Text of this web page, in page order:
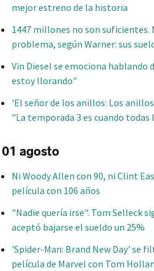
mejor estreno de la historia
1447 millones no son suficientes.
problema, según Warner: sus
Vin Diesel se emociona hablando
estoy llorando"
'El señor de los anillos: Los
"La temporada 3 es cuando
01 agosto
Ni Woody Allen con 90, ni Clint
película con 106 años
"Nadie quería irse". Tom Selleck
aceptó bajarse el sueldo un 25%
'Spider-Man: Brand New Day' se
película de Marvel con Tom